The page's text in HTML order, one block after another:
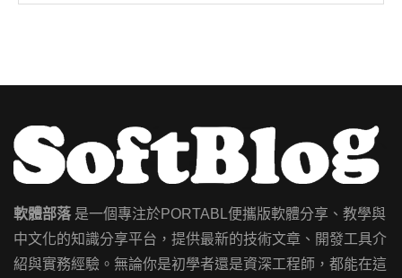
軟體部落是一個專注於PORTABL便攜版軟體分享、教學與
中文化的知識分享平台，提供最新的技術文章、開發工具介
紹與實務經驗。無論你是初學者還是資深工程師，都能在這